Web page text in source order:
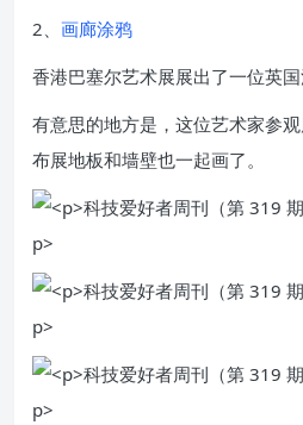
2、 画廊涂鸦
香港巴塞尔艺术展展出了一位英国
有意思的地方是，这位艺术家参
布展地板和墙壁也一起画了。